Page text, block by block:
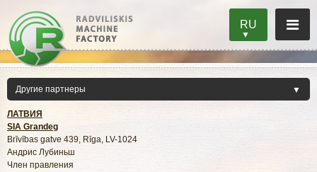
RU
ЛАТВИЯ
SIA Grandeg
Brīvības gatve 439, Rīga, LV-1024
Aндрис Лубиньш
Член правления